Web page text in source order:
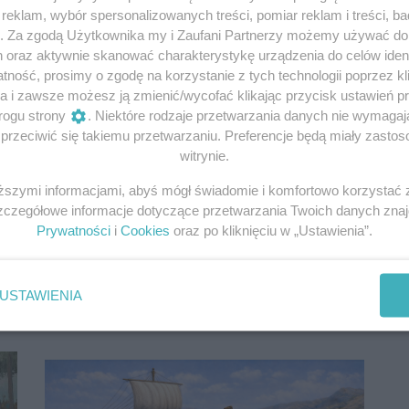
Filozof na wojnie. Marek
Aureliusz między...
Marek Aureliusz pisał o braterstwie wszystkich ludzi,
nawet tych, których nazywał wrogami. Jednocześnie
dowodził armią, która tysiącami zabijała Sarmatów
do
wybór spersonalizowanych treści, pomiar reklam i treści,
Za zgodą Użytkownika my i Zaufani Partnerzy możemy używać
oraz aktywnie skanować charakterystykę urządzenia do celów
prosimy o zgodę na korzystanie z tych technologii poprzez
i zawsze możesz ją zmienić/wycofać klikając przycisk ustawień
strony
. Niektóre rodzaje przetwarzania danych nie
się takiemu przetwarzaniu. Preferencje będą miały
witrynie.
informacjami, abyś mógł świadomie i komfortowo korzystać
informacje dotyczące przetwarzania Twoich danych
Prywatności i Cookies oraz po kliknięciu w „Ustawienia”.
USTAWIENIA